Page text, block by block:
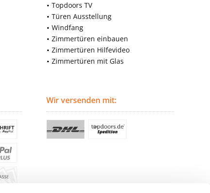
Topdoors TV
Türen Ausstellung
Windfang
Zimmertüren einbauen
Zimmertüren Hilfevideo
Zimmertüren mit Glas
Wir versenden mit: